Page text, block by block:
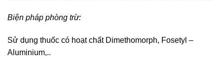
Biện pháp phòng trừ:
Sử dụng thuốc có hoạt chất Dimethomorph, Fosetyl –
Aluminium,..